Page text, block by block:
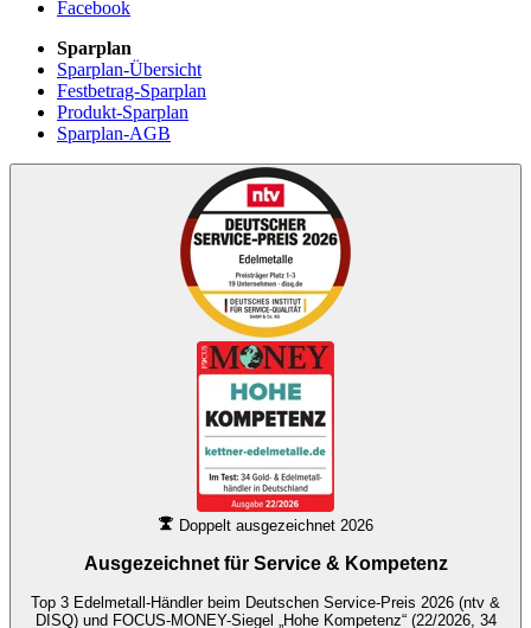
Facebook
Sparplan
Sparplan-Übersicht
Festbetrag-Sparplan
Produkt-Sparplan
Sparplan-AGB
Doppelt ausgezeichnet 2026
Ausgezeichnet für Service & Kompetenz
Top 3 Edelmetall-Händler beim Deutschen Service-Preis 2026 (ntv &
DISQ) und FOCUS-MONEY-Siegel „Hohe Kompetenz“ (22/2026, 34